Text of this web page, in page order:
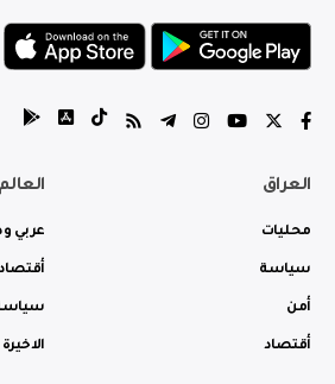
العراق
محليات
سياسة
أمن
أقتصاد
العالم
عربي
الاخيرة